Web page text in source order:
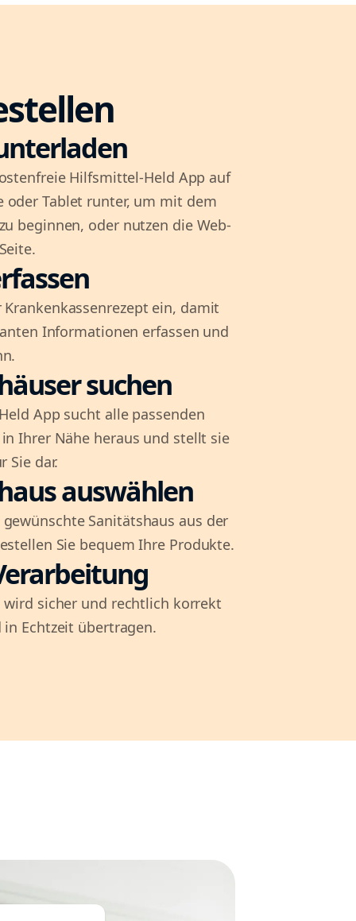
Hilfsmittel-Held App auf
oder Tablet runter, um mit dem
beginnen, oder nutzen die Web-
Krankenkassenrezept ein, damit
Informationen erfassen und
suchen
App sucht alle passenden
Ihrer Nähe heraus und stellt sie
Sie dar.
auswählen
gewünschte Sanitätshaus aus der
Sie bequem Ihre Produkte.
sicher und rechtlich korrekt
Echtzeit übertragen.